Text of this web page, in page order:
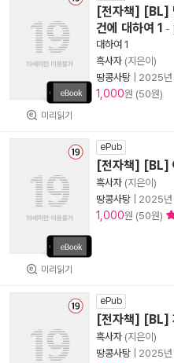
미리읽기
[전자책] [BL]
건에 대하여 1 -
대하여 1
흑사자 (지은이)
땅콩사탕
2025년
1,000원 (50원)
미리읽기
ePub
[전자책] [BL]
흑사자 (지은이)
땅콩사탕
2025년
1,000원 (50원)
ePub
[전자책] [BL]
흑사자 (지은이)
땅콩사탕
2025년